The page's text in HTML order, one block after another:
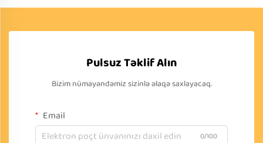
Pulsuz Təklif Alın
Bizim nümayəndəmiz sizinlə əlaqə saxlayacaq.
Email
0/100